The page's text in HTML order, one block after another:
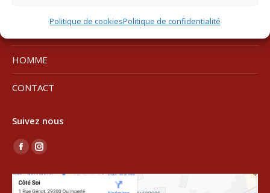
Politique de cookiesPolitique de confidentialité
HOMME
CONTACT
Suivez nous
Trouvez nous sur :
La
Facebook
La
Instagram